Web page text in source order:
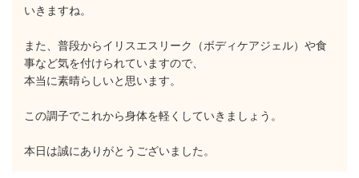
いきますね。
また、普段からイリスエスリーク（ボディケアジェル）や食
事など気を付けられていますので、
本当に素晴らしいと思います。
この調子でこれから身体を軽くしていきましょう。
本日は誠にありがとうございました。